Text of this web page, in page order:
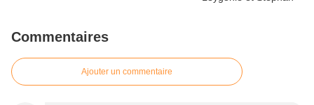
Commentaires
Ajouter un commentaire